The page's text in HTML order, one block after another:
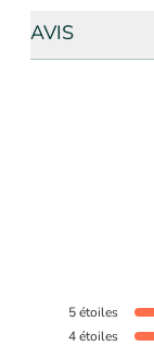
AVIS
5étoiles
4étoiles